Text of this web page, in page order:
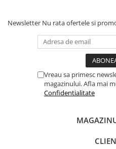
Newsletter Nu rata ofertele si
Vreau sa primesc
magazinului. Afla mai
Confidentialitate